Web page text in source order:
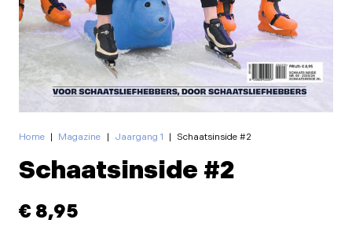
Home | Magazine | Jaargang 1 | Schaatsinside #2
Schaatsinside #2
€ 8,95